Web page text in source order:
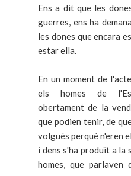
Ens a dit que les
guerres, ens ha
les dones que encara
estar ella.
En un moment de
els homes de
obertament de la
que podien tenir, de
volgués perquè n'eren
i dens s'ha produït a la
homes, que parlaven